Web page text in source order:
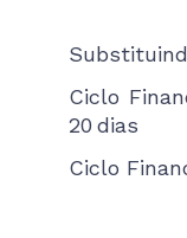
Ciclo
20 dias
Ciclo